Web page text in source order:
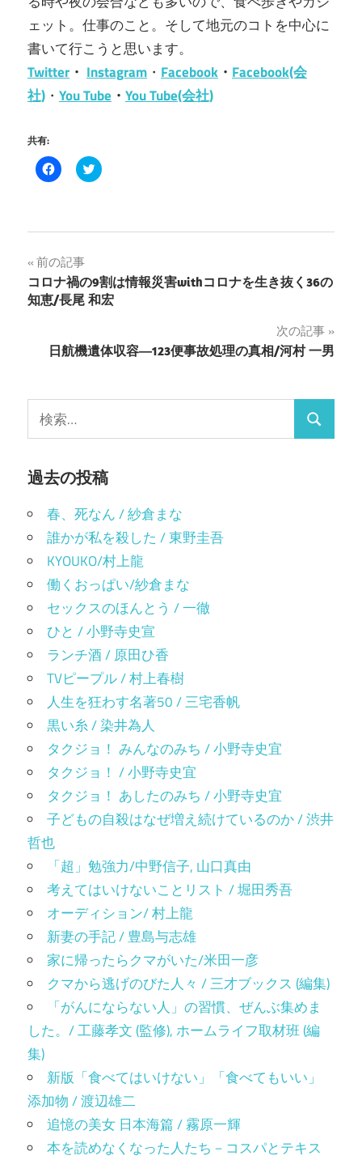
ェット。仕事のこと。そして地元のコトを中心に
書いて行こうと思います。
Twitter ・ Instagram ・ Facebook ・ Facebook(会
社) ・ You Tube ・ You Tube(会社)
共有:
Facebook
で
に
リ
ッ
ク
し
て
い
(新
ィ
ド
ウ
で
ま
す)
ク
リ
Twitter
(新
し
い
ウ
ウ
で
す)
投
稿
ゲ
ー
ョ
ン
前の記事
コロナ禍の9割は情報災害withコロナを生き抜く36の
知恵/長尾 和宏
次の記事
日航機遺体収容―123便事故処理の真相/河村 一男
索:
検
過去の投稿
春、死なん / 紗倉まな
誰かが私を殺した / 東野圭吾
KYOUKO/村上龍
働くおっぱい/紗倉まな
セックスのほんとう / 一徹
ひと / 小野寺史宣
ランチ酒 / 原田ひ香
TVピープル / 村上春樹
人生を狂わす名著50 / 三宅香帆
黒い糸 / 染井為人
タクジョ！ みんなのみち / 小野寺史宜
タクジョ！ / 小野寺史宜
タクジョ！ あしたのみち / 小野寺史宜
子どもの自殺はなぜ増え続けているのか / 渋井
哲也
「超」勉強力/中野信子, 山口真由
考えてはいけないことリスト / 堀田秀吾
オーディション/ 村上龍
新妻の手記 / 豊島与志雄
家に帰ったらクマがいた/米田一彦
クマから逃げのびた人々 / 三才ブックス (編集)
「がんにならない人」の習慣、ぜんぶ集めま
した。/ 工藤孝文 (監修), ホームライフ取材班 (編
集)
新版「食べてはいけない」「食べてもいい」
添加物 / 渡辺雄二
追憶の美女 日本海篇 / 霧原一輝
本を読めなくなった人たち－コスパとテキス